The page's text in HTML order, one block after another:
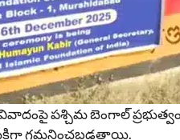
వివాదంపై పశ్చిమ బెంగాల్
గమనించబడతాయి.